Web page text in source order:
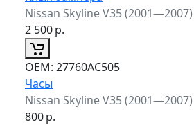
Nissan Skyline V35 (2001—2007)
2 500р.
ОЕМ: 27760AC505
Часы
Nissan Skyline V35 (2001—2007)
800р.